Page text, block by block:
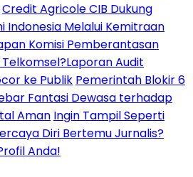
Credit Agricole CIB Dukung
Indonesia Melalui Kemitraan
Komisi Pemberantasan
Audit
ke Publik Pemerintah Blokir 6
Fantasi Dewasa terhadap
Aman Ingin Tampil Seperti
Diri Bertemu Jurnalis?
Anda!